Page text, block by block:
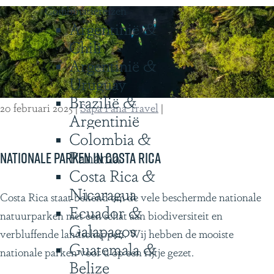
Combinatiereizen
Argentinië &
Chili
Argentinië &
Uruguay
Brazilië &
Argentinië
Colombia &
Panama
Costa Rica &
Nicaragua
Ecuador &
Galapagos
Guatemala &
Belize
Z
u
i
d
-
A
r
k
Nationale parken in Costa Rica
20 februari 2025|Sapa Pana Travel |
N
a
t
i
Costa Rica staat bekend om de vele beschermde nationale
natuurparken met een schat aan biodiversiteit en
verbluffende landschappen. Wij hebben de mooiste
nationale parken voor u op een rijtje gezet.